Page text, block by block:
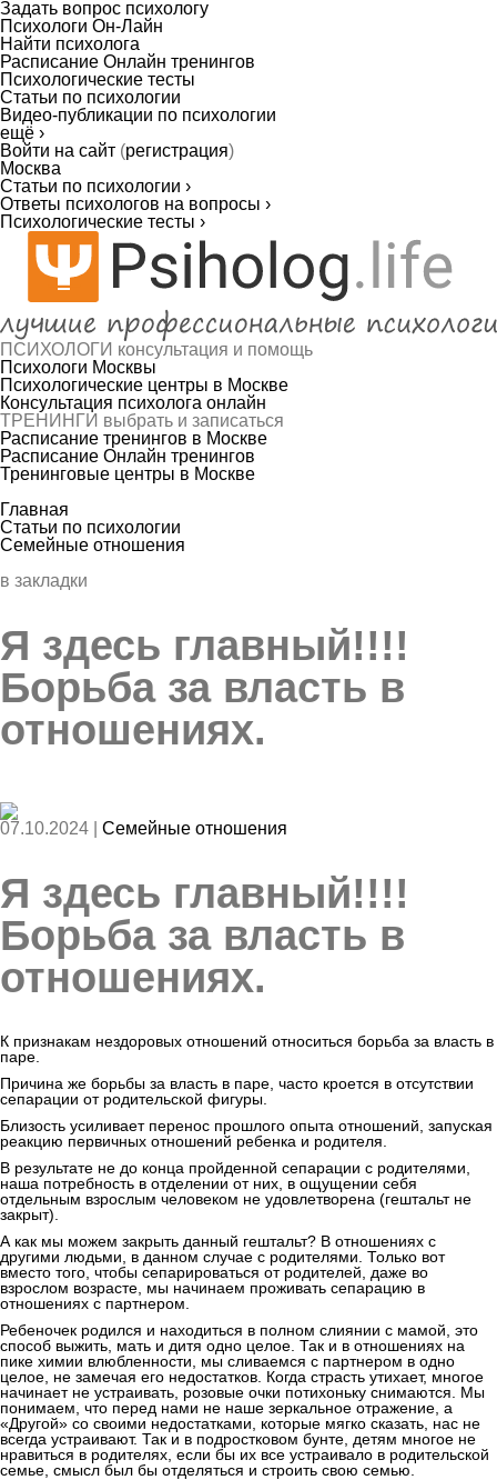
Задать вопрос психологу
Психологи Он-Лайн
Найти психолога
Расписание Онлайн тренингов
Психологические тесты
Статьи по психологии
Видео-публикации по психологии
ещё ›
Войти на сайт (регистрация)
Москва
Статьи по психологии ›
Ответы психологов на вопросы ›
Психологические тесты ›
ПСИХОЛОГИ консультация и помощь
Психологи Москвы
Психологические центры в Москве
Консультация психолога онлайн
ТРЕНИНГИ выбрать и записаться
Расписание тренингов в Москве
Расписание Онлайн тренингов
Тренинговые центры в Москве
Главная
Статьи по психологии
Семейные отношения
в закладки
Я здесь главный!!!!
Борьба за власть в
отношениях.
07.10.2024 | Семейные отношения
Я здесь главный!!!!
Борьба за власть в
отношениях.
К признакам нездоровых отношений относиться борьба за власть в
паре.
Причина же борьбы за власть в паре, часто кроется в отсутствии
сепарации от родительской фигуры.
Близость усиливает перенос прошлого опыта отношений, запуская
реакцию первичных отношений ребенка и родителя.
В результате не до конца пройденной сепарации с родителями,
наша потребность в отделении от них, в ощущении себя
отдельным взрослым человеком не удовлетворена (гештальт не
закрыт).
А как мы можем закрыть данный гештальт? В отношениях с
другими людьми, в данном случае с родителями. Только вот
вместо того, чтобы сепарироваться от родителей, даже во
взрослом возрасте, мы начинаем проживать сепарацию в
отношениях с партнером.
Ребеночек родился и находиться в полном слиянии с мамой, это
способ выжить, мать и дитя одно целое. Так и в отношениях на
пике химии влюбленности, мы сливаемся с партнером в одно
целое, не замечая его недостатков. Когда страсть утихает, многое
начинает не устраивать, розовые очки потихоньку снимаются. Мы
понимаем, что перед нами не наше зеркальное отражение, а
«Другой» со своими недостатками, которые мягко сказать, нас не
всегда устраивают. Так и в подростковом бунте, детям многое не
нравиться в родителях, если бы их все устраивало в родительской
семье, смысл был бы отделяться и строить свою семью.